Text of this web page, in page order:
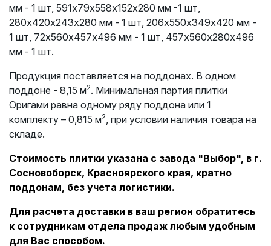
мм - 1 шт, 591х79х558х152х280 мм -1 шт,
280х420х243х280 мм - 1 шт, 206х550х349х420 мм -
1 шт, 72х560х457х496 мм - 1 шт, 457х560х280х496
мм - 1 шт.
Продукция поставляется на поддонах. В одном
поддоне - 8,15 м2. Минимальная партия плитки
Оригами равна одному ряду поддона или 1
комплекту – 0,815 м2 , при условии наличия товара на
складе.
Стоимость плитки указана с завода "Выбор", в г.
Сосновоборск, Красноярского края, кратно
поддонам, без учета логистики.
Для расчета доставки в ваш регион обратитесь
к сотрудникам отдела продаж любым удобным
для Вас способом.